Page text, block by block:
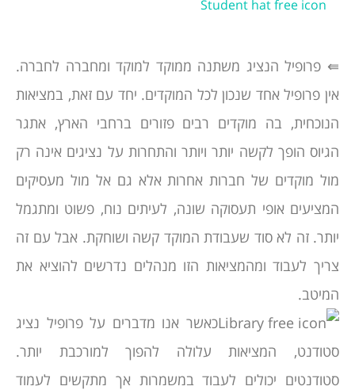
⇚ פרופיל הנציג משתנה ממוקד למוקד ומחברה לחברה.
אין פרופיל אחד שנכון לכל המוקדים. יחד עם זאת, במציאות
הנוכחית, בה מוקדים רבים פזורים ברחבי הארץ, אתגר
הגיוס הופך לקשה יותר ויותר והתחרות על נציגים אינה רק
מול מוקדים של חברות אחרות אלא גם אל מול מעסיקים
המציעים אופי תעסוקה שונה, לעיתים נוח, פשוט ומתגמל
יותר. זה לא סוד שעבודת המוקד קשה ושוחקת. אבל עם זה
צריך לעבוד ומהמציאות הזו מנהלים נדרשים להוציא את
המיטב.
כאשר אנו מדברים על פרופיל נציג
סטודנט, המציאות עלולה להפוך למורכבת יותר.
סטודנטים יכולים לעבוד במשמרות אך מתקשים לעמוד